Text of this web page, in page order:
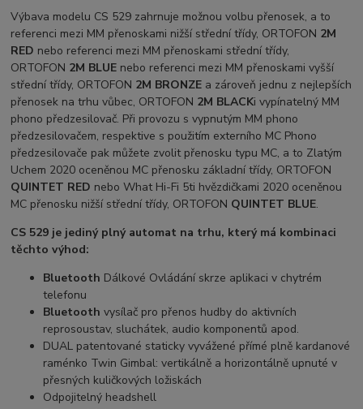
Výbava modelu CS 529 zahrnuje možnou volbu přenosek, a to
referenci mezi MM přenoskami nižší střední třídy, ORTOFON 2M
RED nebo referenci mezi MM přenoskami střední třídy,
ORTOFON 2M BLUE nebo referenci mezi MM přenoskami vyšší
střední třídy, ORTOFON 2M BRONZE a zároveň jednu z nejlepších
přenosek na trhu vůbec, ORTOFON 2M BLACKi vypínatelný MM
phono předzesilovač. Při provozu s vypnutým MM phono
předzesilovačem, respektive s použitím externího MC Phono
předzesilovače pak můžete zvolit přenosku typu MC, a to Zlatým
Uchem 2020 oceněnou MC přenosku základní třídy, ORTOFON
QUINTET RED nebo What Hi-Fi 5ti hvězdičkami 2020 oceněnou
MC přenosku nižší střední třídy, ORTOFON QUINTET BLUE.
CS 529 je jediný plný automat na trhu, který má kombinaci
těchto výhod:
Bluetooth Dálkové Ovládání skrze aplikaci v chytrém
telefonu
Bluetoothvysílač pro přenos hudby do aktivních
reprosoustav, sluchátek, audio komponentů apod.
DUAL patentované staticky vyvážené přímé plně kardanové
raménko Twin Gimbal: vertikálně a horizontálně upnuté v
přesných kuličkových ložiskách
Odpojitelný headshell